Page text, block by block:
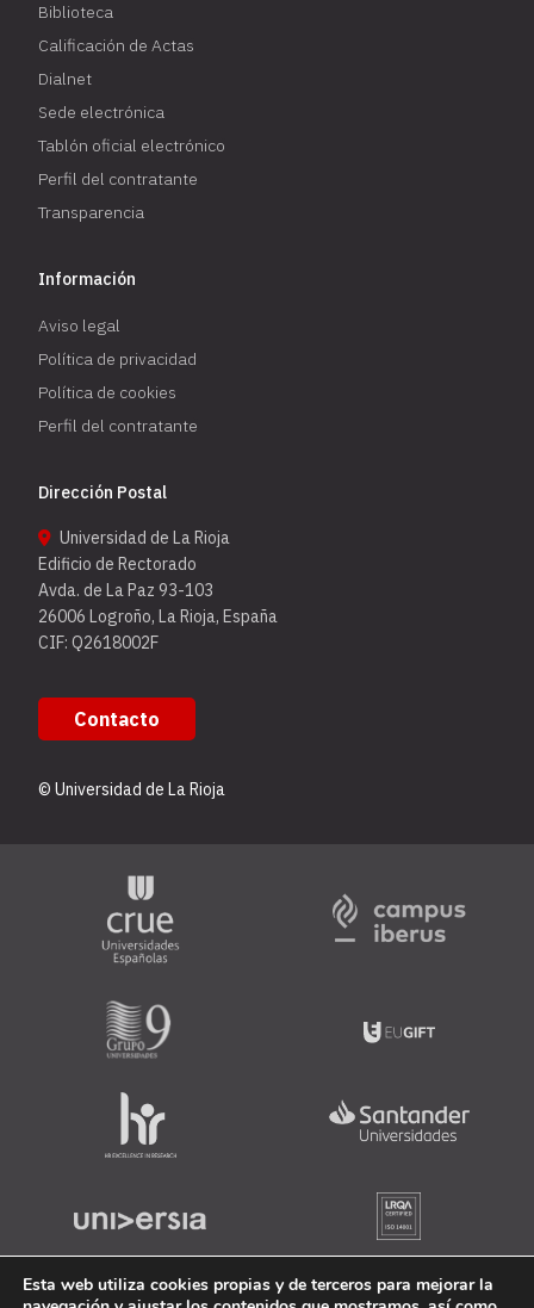
Biblioteca
Calificación de Actas
Dialnet
Sede electrónica
Tablón oficial electrónico
Perfil del contratante
Transparencia
Información
Aviso legal
Política de privacidad
Política de cookies
Perfil del contratante
Dirección Postal
Universidad de La Rioja
Edificio de Rectorado
Avda. de La Paz 93-103
26006 Logroño, La Rioja, España
CIF: Q2618002F
Contacto
© Universidad de La Rioja
Esta web utiliza cookies propias y de terceros para mejorar la